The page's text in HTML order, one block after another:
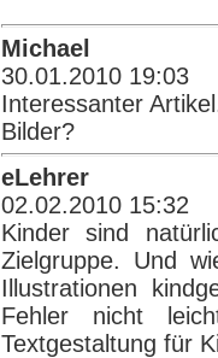
Michael
30.01.2010 19:03
Interessanter
Bilder?
eLehrer
02.02.2010 15:32
Kinder sind
Zielgruppe. Und
Illustrationen
Fehler nicht
Textgestaltung für